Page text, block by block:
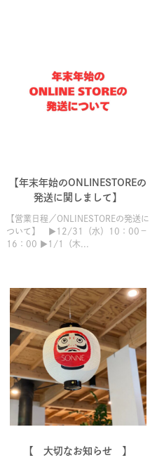
【年末年始のONLINESTOREの
発送に関しまして】
【営業日程／ONLINESTOREの発送に
ついて】 ▶12/31（水）10：00－
16：00 ▶1/1（木...
【 大切なお知らせ 】